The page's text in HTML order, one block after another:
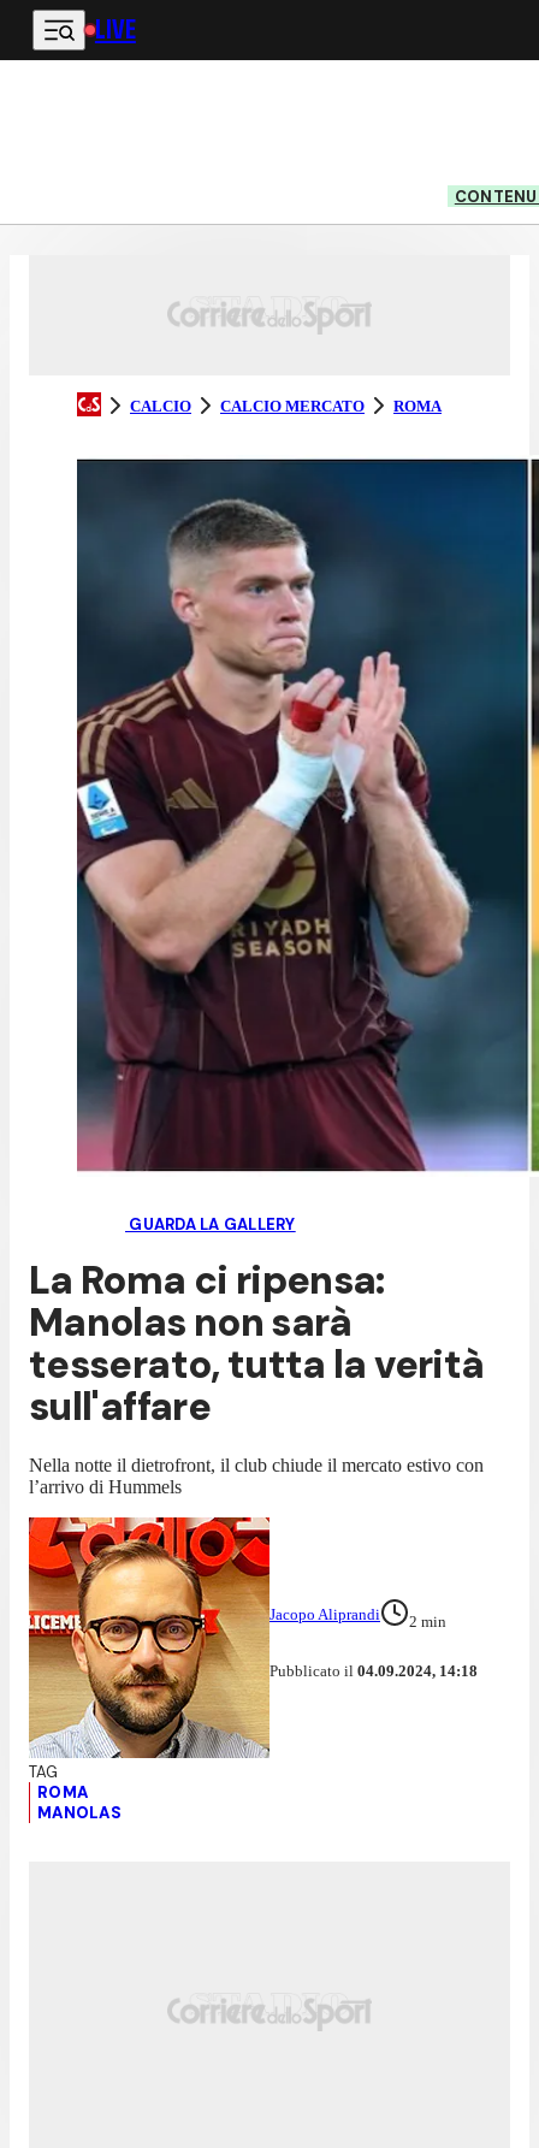
Vai al contenuto principale
LIVE
CALCIO CALCIO MERCATO ROMA
GUARDA LA GALLERY
La Roma ci ripensa:
Manolas non sarà
tesserato, tutta la verità
sull'affare
Nella notte il dietrofront, il club chiude il mercato estivo con
l’arrivo di Hummels
Jacopo Aliprandi 2 min
Pubblicato il 04.09.2024, 14:18
ROMA
MANOLAS